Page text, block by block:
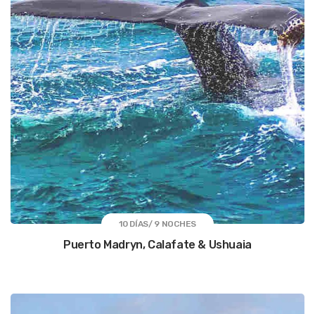
10 DÍAS/ 9 NOCHES
Puerto Madryn, Calafate & Ushuaia